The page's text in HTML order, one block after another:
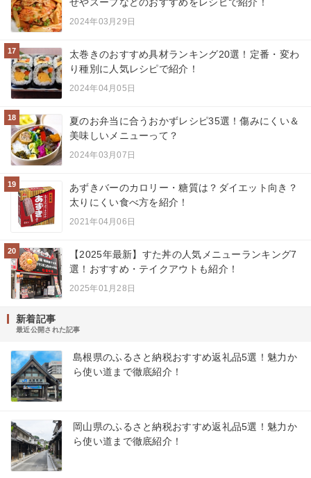
2024年03月29日
17
太巻きのおすすめ具材ランキング20選！定番・変わ
り種別に人気レシピで紹介！
2024年04月05日
18
夏のお弁当に合うおかずレシピ35選！傷みにくい＆
美味しいメニューって？
2024年03月07日
19
あずきバーのカロリー・糖質は？ダイエット向き？
太りにくい食べ方を紹介！
2021年04月06日
20
【2025年最新】すた丼の人気メニューランキング7
選！おすすめ・テイクアウトも紹介！
2025年01月28日
新着記事
最近公開された記事
島根県のふるさと納税おすすめ返礼品5選！魅力か
ら使い道まで徹底紹介！
岡山県のふるさと納税おすすめ返礼品5選！魅力か
ら使い道まで徹底紹介！